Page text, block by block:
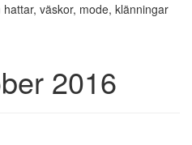
väskor, mode, klänningar
2016